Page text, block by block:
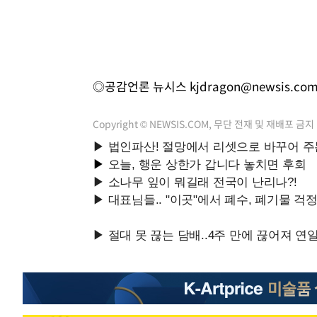
◎공감언론 뉴시스
Copyright © NEWSIS.COM, 무단 전재 및 재배포 금지